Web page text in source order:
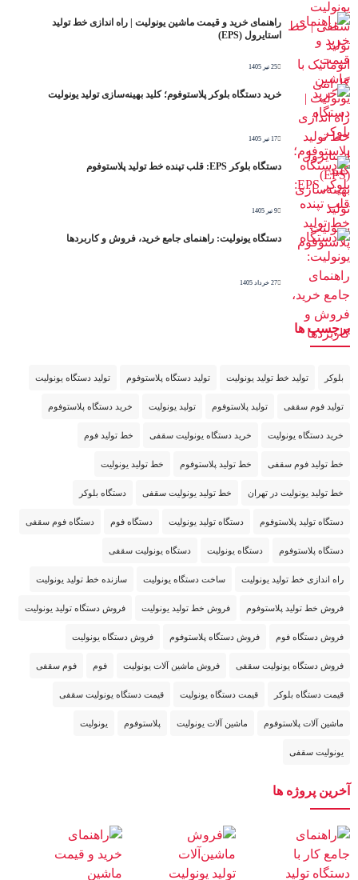
راهنمای خرید و قیمت ماشین یونولیت | راه اندازی خط تولید
استایرول (EPS)
25 تیر 1405
خرید دستگاه بلوکر پلاستوفوم؛ کلید بهینه‌سازی تولید یونولیت
17 تیر 1405
دستگاه بلوکر EPS: قلب تپنده خط تولید پلاستوفوم
9 تیر 1405
دستگاه یونولیت: راهنمای جامع خرید، فروش و کاربردها
27 خرداد 1405
برچسب ها
بلوکر تولید خط تولید یونولیت تولید دستگاه پلاستوفوم تولید دستگاه یونولیت
تولید فوم سقفی تولید پلاستوفوم تولید یونولیت خرید دستگاه پلاستوفوم
خرید دستگاه یونولیت خرید دستگاه یونولیت سقفی خط تولید فوم
خط تولید فوم سقفی خط تولید پلاستوفوم خط تولید یونولیت
خط تولید یونولیت در تهران خط تولید یونولیت سقفی دستگاه بلوکر
دستگاه تولید پلاستوفوم دستگاه تولید یونولیت دستگاه فوم دستگاه فوم سقفی
دستگاه پلاستوفوم دستگاه یونولیت دستگاه یونولیت سقفی
راه اندازی خط تولید یونولیت ساخت دستگاه یونولیت سازنده خط تولید یونولیت
فروش خط تولید پلاستوفوم فروش خط تولید یونولیت فروش دستگاه تولید یونولیت
فروش دستگاه فوم فروش دستگاه پلاستوفوم فروش دستگاه یونولیت
فروش دستگاه یونولیت سقفی فروش ماشین آلات یونولیت فوم فوم سقفی
قیمت دستگاه بلوکر قیمت دستگاه یونولیت قیمت دستگاه یونولیت سقفی
ماشین آلات پلاستوفوم ماشین آلات یونولیت پلاستوفوم یونولیت
یونولیت سقفی
آخرین پروژه ها